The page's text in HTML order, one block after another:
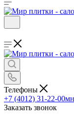
Телефоны
+7 (4012) 31-22-00
Заказать звонок